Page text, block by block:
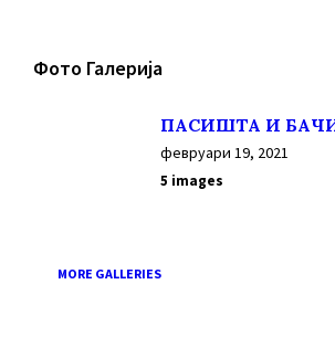
Фото Галерија
ПАСИШТА И
февруари 19, 2021
5 images
MORE GALLERIES